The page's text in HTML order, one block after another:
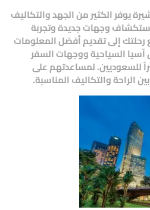
يوفر الكثير من الجهد والتكاليف
وجهات جديدة وتجربة
إلى تقديم أفضل المعلومات
السياحيةووجهات السفر
للسعوديين. لمساعدتهم على
الراحة والتكاليف المناسبة.